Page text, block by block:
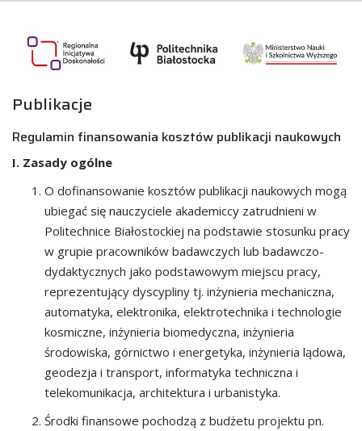
Regionalna Inicjatywa Doskonałości
Publikacje
Regulamin finansowania kosztów publikacji naukowych
I. Zasady ogólne
O dofinansowanie kosztów publikacji naukowych mogą
ubiegać się nauczyciele akademiccy zatrudnieni w
Politechnice Białostockiej na podstawie stosunku pracy
w grupie pracowników badawczych lub badawczo-
dydaktycznych jako podstawowym miejscu pracy,
reprezentujący dyscypliny tj. inżynieria mechaniczna,
automatyka, elektronika, elektrotechnika i technologie
kosmiczne, inżynieria biomedyczna, inżynieria
środowiska, górnictwo i energetyka, inżynieria lądowa,
geodezja i transport, informatyka techniczna i
telekomunikacja, architektura i urbanistyka.
Środki finansowe pochodzą z budżetu projektu pn.